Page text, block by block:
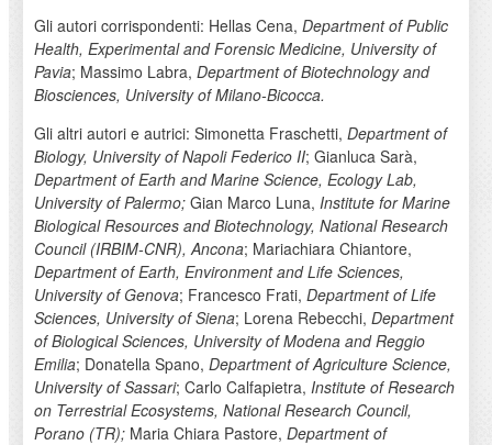
Gli autori corrispondenti: Hellas Cena, Department of Public
Health, Experimental and Forensic Medicine, University of
Pavia; Massimo Labra, Department of Biotechnology and
Biosciences, University of Milano-Bicocca.
Gli altri autori e autrici: Simonetta Fraschetti, Department of
Biology, University of Napoli Federico II; Gianluca Sarà,
Department of Earth and Marine Science, Ecology Lab,
University of Palermo; Gian Marco Luna, Institute for Marine
Biological Resources and Biotechnology, National Research
Council (IRBIM-CNR), Ancona; Mariachiara Chiantore,
Department of Earth, Environment and Life Sciences,
University of Genova; Francesco Frati, Department of Life
Sciences, University of Siena; Lorena Rebecchi, Department
of Biological Sciences, University of Modena and Reggio
Emilia; Donatella Spano, Department of Agriculture Science,
University of Sassari; Carlo Calfapietra, Institute of Research
on Terrestrial Ecosystems, National Research Council,
Porano (TR);Maria Chiara Pastore, Department of